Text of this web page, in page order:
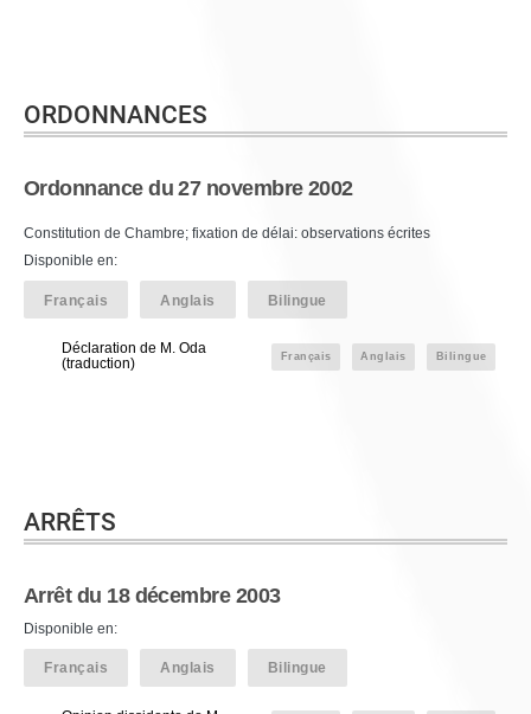
ORDONNANCES
Ordonnance du 27 novembre 2002
Constitution de Chambre; fixation de délai: observations écrites
Disponible en:
Français Anglais Bilingue
Déclaration de M. Oda
(traduction)
Français Anglais Bilingue
ARRÊTS
Arrêt du 18 décembre 2003
Disponible en:
Français Anglais Bilingue